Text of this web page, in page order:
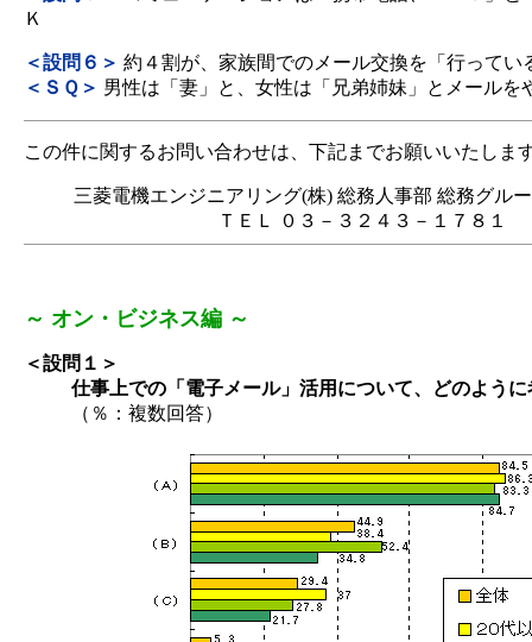
Ｋ
＜設問６＞ 約４割が、家族間でのメール交換を「行ってい
＜ＳＱ＞ 男性は「妻」と、女性は「兄弟姉妹」とメールを
この件に関するお問い合わせは、下記までお願いいたしま
三菱電機エンジニアリング(株) 総務人事部 総務グル
ＴＥＬ ０３－３２４３－１７８１
～ オン・ビジネス編 ～
＜設問１＞
仕事上での「電子メール」活用について、どのよう
（％：複数回答）